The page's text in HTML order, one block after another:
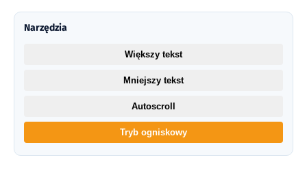
Narzędzia
Większy tekst
Mniejszy tekst
Autoscroll
Tryb ogniskowy